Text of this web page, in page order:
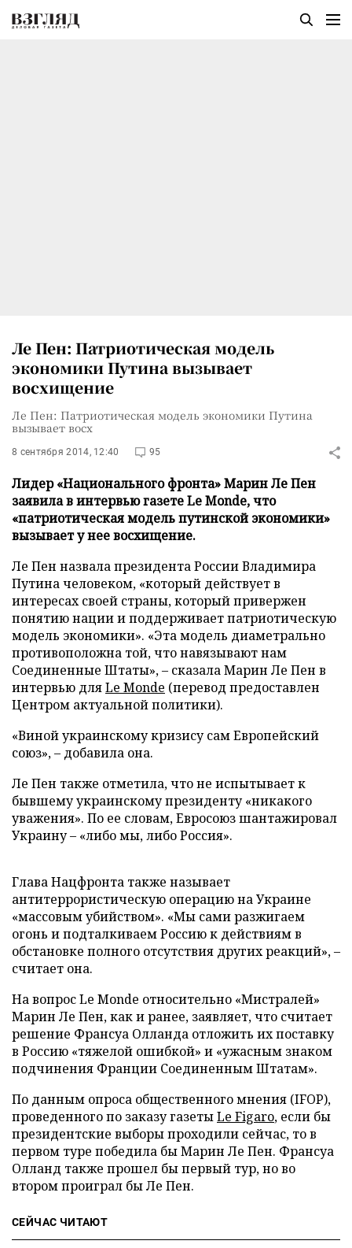
Ле Пен: Патриотическая модель
экономики Путина вызывает
восхищение
Ле Пен: Патриотическая модель экономики Путина
вызывает восх
8 сентября 2014, 12:40 95
Лидер «Национального фронта» Марин Ле Пен
заявила в интервью газете Le Monde, что
«патриотическая модель путинской экономики»
вызывает у нее восхищение.
Ле Пен назвала президента России Владимира
Путина человеком, «который действует в
интересах своей страны, который привержен
понятию нации и поддерживает патриотическую
модель экономики». «Эта модель диаметрально
противоположна той, что навязывают нам
Соединенные Штаты», – сказала Марин Ле Пен в
интервью дляLe Monde (перевод предоставлен
Центром актуальной политики).
«Виной украинскому кризису сам Европейский
союз», – добавила она.
Ле Пен также отметила, что не испытывает к
бывшему украинскому президенту «никакого
уважения». По ее словам, Евросоюз шантажировал
Украину – «либо мы, либо Россия».
Глава Нацфронта также называет
антитеррористическую операцию на Украине
«массовым убийством». «Мы сами разжигаем
огонь и подталкиваем Россию к действиям в
обстановке полного отсутствия других реакций», –
считает она.
На вопрос Le Monde относительно «Мистралей»
Марин Ле Пен, как и ранее, заявляет, что считает
решение Франсуа Олланда отложить их поставку
в Россию «тяжелой ошибкой» и «ужасным знаком
подчинения Франции Соединенным Штатам».
По данным опроса общественного мнения (IFOP),
проведенного по заказу газетыLe Figaro, если бы
президентские выборы проходили сейчас, то в
первом туре победила бы Марин Ле Пен. Франсуа
Олланд также прошел бы первый тур, но во
втором проиграл бы Ле Пен.
СЕЙЧАС ЧИТАЮТ